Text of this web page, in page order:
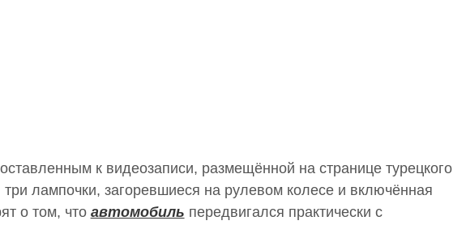
к видеозаписи, размещённой на странице турецкого
лампочки, загоревшиеся на рулевом колесе и включённая
о том, что автомобиль передвигался практически с